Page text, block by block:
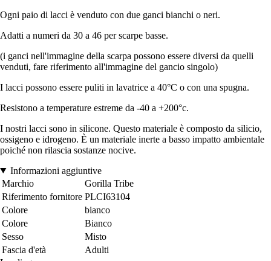
Ogni paio di lacci è venduto con due ganci bianchi o neri.
Adatti a numeri da 30 a 46 per scarpe basse.
(i ganci nell'immagine della scarpa possono essere diversi da quelli
venduti, fare riferimento all'immagine del gancio singolo)
I lacci possono essere puliti in lavatrice a 40°C o con una spugna.
Resistono a temperature estreme da -40 a +200°c.
I nostri lacci sono in silicone. Questo materiale è composto da silicio,
ossigeno e idrogeno. È un materiale inerte a basso impatto ambientale
poiché non rilascia sostanze nocive.
Informazioni aggiuntive
Marchio
Gorilla Tribe
Riferimento fornitore PLCI63104
Colore
bianco
Colore
Bianco
Sesso
Misto
Fascia d'età
Adulti